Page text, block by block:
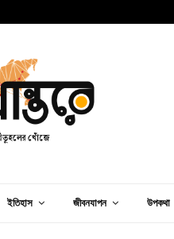
ইতিহাস জীবনযাপন উপকথা